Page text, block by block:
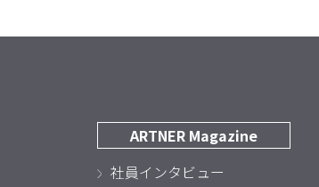
ARTNER Magazine
社員インタビュー